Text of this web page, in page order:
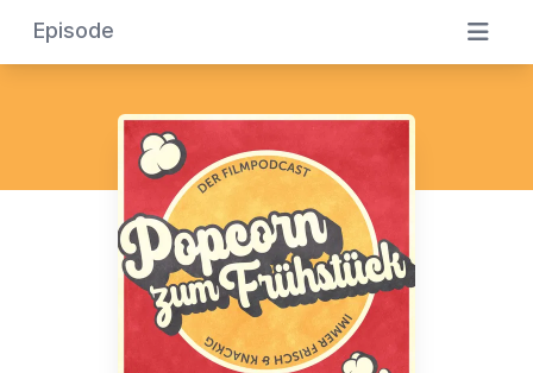
Episode